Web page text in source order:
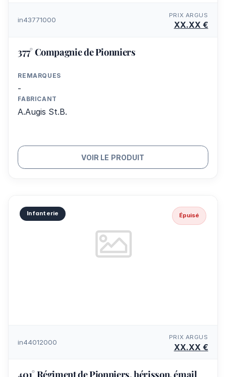
in43771000
PRIX ARGUS
XX.XX €
377° Compagnie de Pionniers
REMARQUES
-
FABRICANT
A.Augis St.B.
VOIR LE PRODUIT
Infanterie Épuisé
in44012000
PRIX ARGUS
XX.XX €
401° Régiment de Pionniers, hérisson, émail